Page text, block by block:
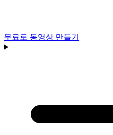
무료로 동영상 만들기